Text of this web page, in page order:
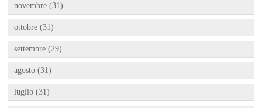
novembre (31)
ottobre (31)
settembre (29)
agosto (31)
luglio (31)